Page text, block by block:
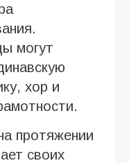
могут
хор и
протяжении
своих